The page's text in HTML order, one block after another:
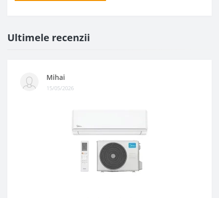
Ultimele recenzii
Mihai
15/05/2026